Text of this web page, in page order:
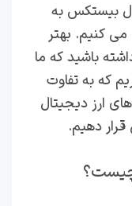
بیستکس به
می کنیم. بهتر
باشید که ما
که به تفاوت
ارز دیجیتال
قرار دهیم.